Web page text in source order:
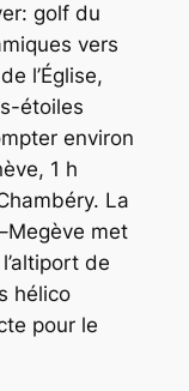
golf du
vers
l’Église,
étoiles
environ
1 h
La
met
de
hélico
pour le